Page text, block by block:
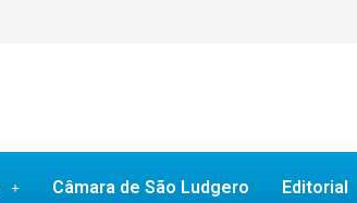
Câmara de São Ludgero Editorial